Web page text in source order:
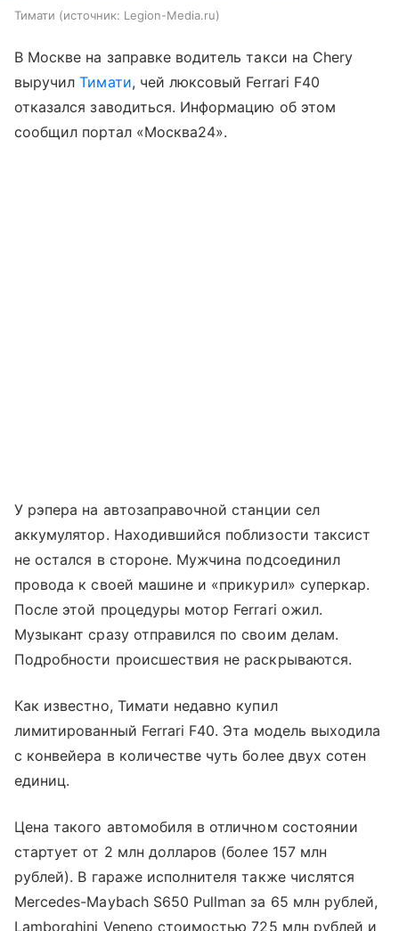
Тимати источник: Legion-Media.ru
В Москве на заправке водитель такси на Chery
выручилТимати, чей люксовый Ferrari F40
отказался заводиться. Информацию об этом
сообщил портал «Москва24».
У рэпера на автозаправочной станции сел
аккумулятор. Находившийся поблизости таксист
не остался в стороне. Мужчина подсоединил
провода к своей машине и «прикурил» суперкар.
После этой процедуры мотор Ferrari ожил.
Музыкант сразу отправился по своим делам.
Подробности происшествия не раскрываются.
Как известно, Тимати недавно купил
лимитированный Ferrari F40. Эта модель выходила
с конвейера в количестве чуть более двух сотен
единиц.
Цена такого автомобиля в отличном состоянии
стартует от 2 млн долларов (более 157 млн
рублей). В гараже исполнителя также числятся
Mercedes-Maybach S650 Pullman за 65 млн рублей,
Lamborghini Veneno стоимостью 725 млн рублей и